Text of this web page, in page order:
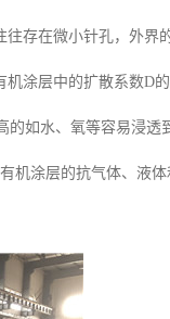
存在微小针孔，外界
涂层中的扩散系数D的
的如水、氧等容易浸透
机涂层的抗气体、液